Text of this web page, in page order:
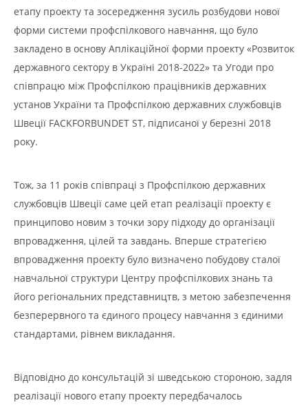
етапу проекту та зосередження зусиль розбудови нової
форми системи профспілкового навчання, що було
закладено в основу Аплікаційної форми проекту «Розвиток
державного сектору в Україні 2018-2022» та Угоди про
співпрацю між Профспілкою працівників державних
установ України та Профспілкою державних службовців
Швеції FАСKFORBUNDET ST, підписаної у березні 2018
року.
Тож, за 11 років співпраці з Профспілкою державних
службовців Швеції саме цей етап реалізації проекту є
принципово новим з точки зору підходу до організації
впровадження, цілей та завдань. Вперше стратегією
впровадження проекту було визначено побудову сталої
навчальної структури Центру профспілкових знань та
його регіональних представництв, з метою забезпечення
безперервного та єдиного процесу навчання з єдиними
стандартами, рівнем викладання.
Відповідно до консультацій зі шведською стороною, задля
реалізації нового етапу проекту передбачалось